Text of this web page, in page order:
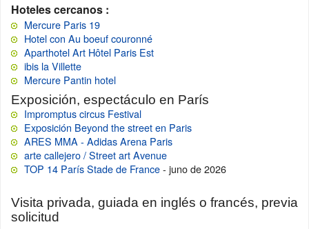
Hoteles cercanos :
Mercure Paris 19
Hotel con Au boeuf couronné
Aparthotel Art Hôtel Paris Est
ibis la Villette
Mercure Pantin hotel
Exposición, espectáculo en París
Impromptus circus Festival
Exposición Beyond the street en Paris
ARES MMA - Adidas Arena Paris
arte callejero / Street art Avenue
TOP 14 París Stade de France- juno de 2026
Visita privada, guiada en inglés o francés, previa
solicitud